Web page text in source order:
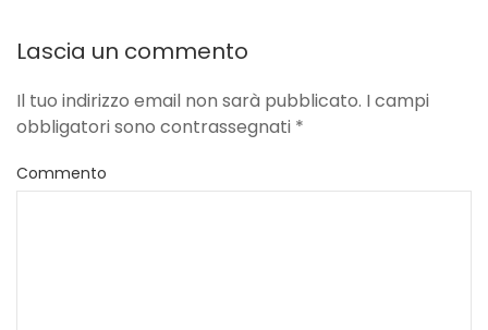
Lascia un commento
Il tuo indirizzo email non sarà pubblicato. I campi
obbligatori sono contrassegnati *
Commento